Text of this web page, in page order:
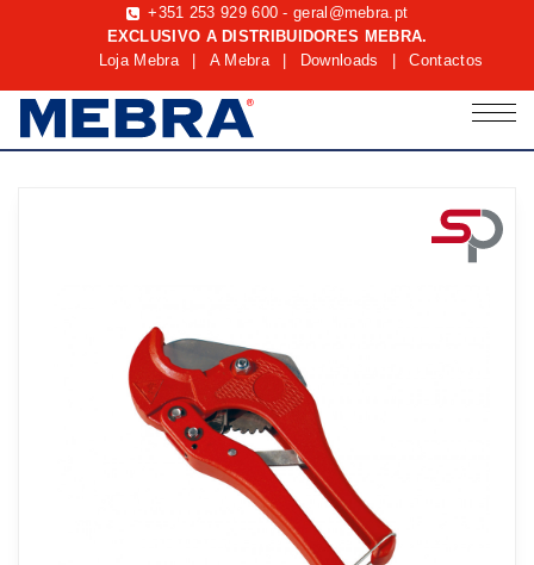
+351 253 929 600 -geral@mebra.pt
EXCLUSIVO A DISTRIBUIDORES MEBRA.
Loja Mebra
A Mebra Downloads Contactos